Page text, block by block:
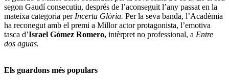
segon Gaudí consecutiu, després de l’aconseguit l’any passat en la
mateixa categoria perIncerta Glòria. Per la seva banda, l’Acadèmia
ha reconegut amb el premi a Millor actor protagonista, l’emotiva
tasca d’Israel Gómez Romero, intèrpret no professional, a Entre
dos aguas.
Els guardons més populars